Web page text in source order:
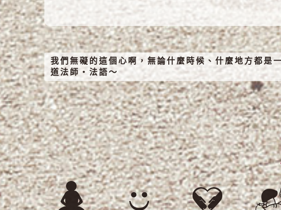
我們無礙的這個心啊，無論什麼時候、什麼地方都是
道法師‧法語～